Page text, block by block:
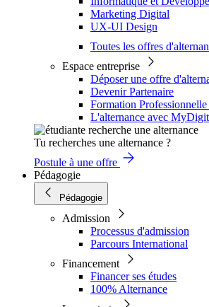
Marketing Digital
UX-UI Design
Toutes les offres
Espace entreprise
Déposer une offre
Devenir Partenaire
Formation
L'alternance avec
Tu recherches une alternance ?
Postule à une offre
Pédagogie
Pédagogie
Admission
Processus d'admission
Parcours International
Financement
Financer ses études
100% Alternance